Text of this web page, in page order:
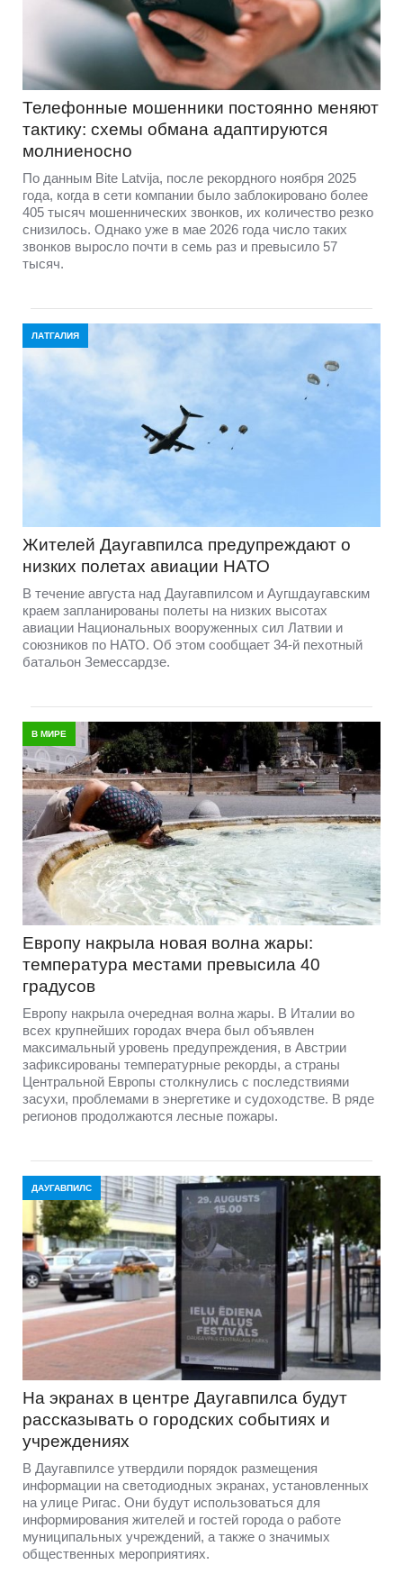
Телефонные мошенники постоянно меняют
тактику: схемы обмана адаптируются
молниеносно
По данным Bite Latvija, после рекордного ноября 2025
года, когда в сети компании было заблокировано более
405 тысяч мошеннических звонков, их количество резко
снизилось. Однако уже в мае 2026 года число таких
звонков выросло почти в семь раз и превысило 57
тысяч.
ЛАТГАЛИЯ
Жителей Даугавпилса предупреждают о
низких полетах авиации НАТО
В течение августа над Даугавпилсом и Аугшдаугавским
краем запланированы полеты на низких высотах
авиации Национальных вооруженных сил Латвии и
союзников по НАТО. Об этом сообщает 34-й пехотный
батальон Земессардзе.
В МИРЕ
Европу накрыла новая волна жары:
температура местами превысила 40
градусов
Европу накрыла очередная волна жары. В Италии во
всех крупнейших городах вчера был объявлен
максимальный уровень предупреждения, в Австрии
зафиксированы температурные рекорды, а страны
Центральной Европы столкнулись с последствиями
засухи, проблемами в энергетике и судоходстве. В ряде
регионов продолжаются лесные пожары.
ДАУГАВПИЛС
На экранах в центре Даугавпилса будут
рассказывать о городских событиях и
учреждениях
В Даугавпилсе утвердили порядок размещения
информации на светодиодных экранах, установленных
на улице Ригас. Они будут использоваться для
информирования жителей и гостей города о работе
муниципальных учреждений, а также о значимых
общественных мероприятиях.